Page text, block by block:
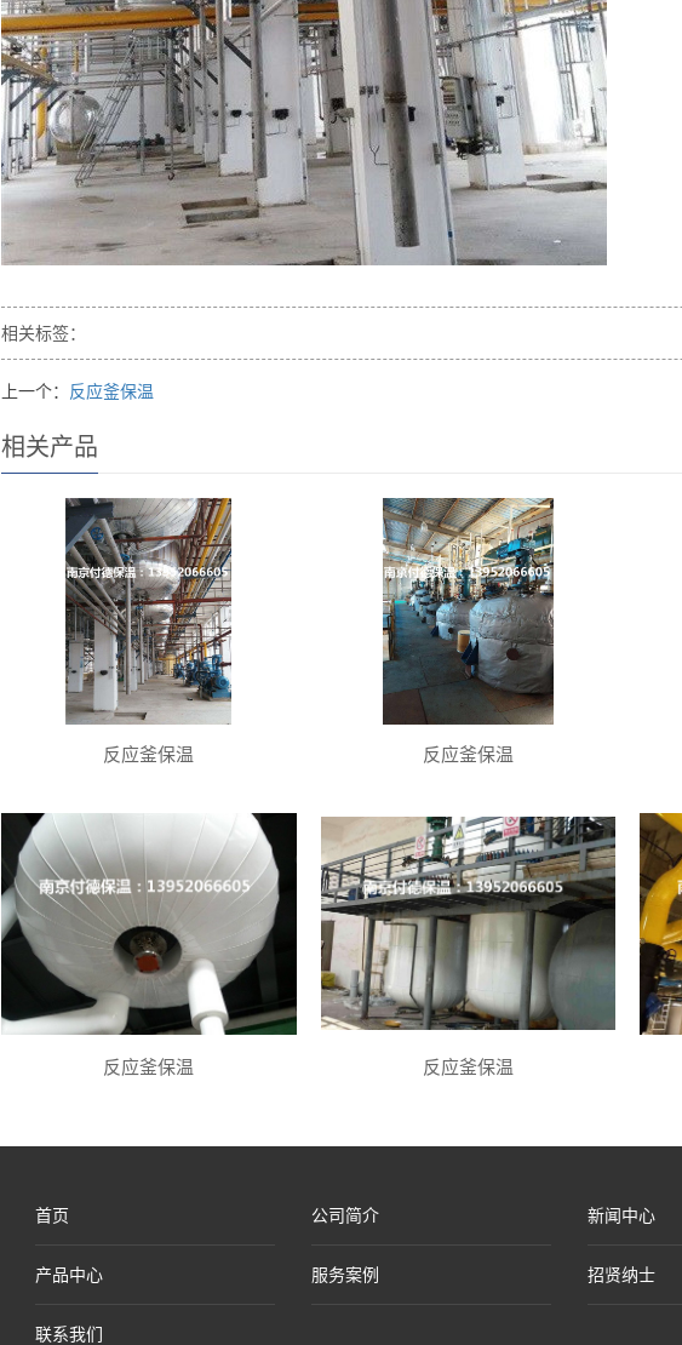
相关标签：
上一个： 反应釜保温
相关产品
反应釜保温 反应釜保温
反应釜保温 反应釜保温
首页 公司简介 新闻中心
产品中心 服务案例 招贤纳士
联系我们